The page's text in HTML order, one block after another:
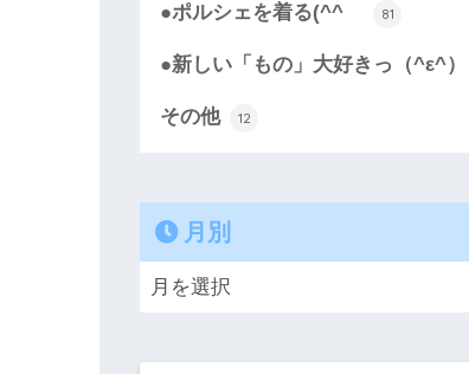
●ポルシェを着る(^^ゞ 81
●新しい「もの」大好きっ（^ε^）
その他 12
月別